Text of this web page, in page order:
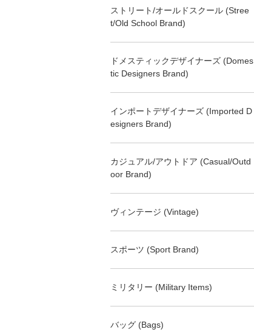
ストリート/オールドスクール (Stree
t/Old School Brand)
ドメスティックデザイナーズ (Domes
tic Designers Brand)
インポートデザイナーズ (Imported D
esigners Brand)
カジュアル/アウトドア (Casual/Outd
oor Brand)
ヴィンテージ (Vintage)
スポーツ (Sport Brand)
ミリタリー (Military Items)
バッグ (Bags)